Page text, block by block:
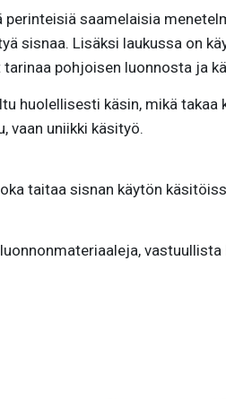
saamelaisia
sisnaa. Lisäksi laukussa on
pohjoisen luonnosta ja
huolellisesti käsin, mikä takaa
vaan uniikki käsityö.
taitaa sisnan käytön